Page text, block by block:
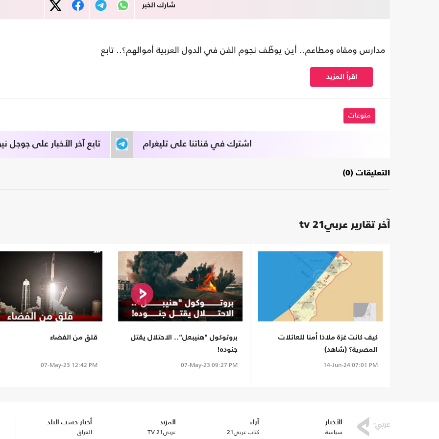
شارك الخبر
مدارس ومقاه ومطاعم.. أين يوظّف نجوم الفن في الدول العربية أموالهم؟.. تابع
اقرأ المزيد
منوعات
تابع آخر الأخبار على جوجل اشترك في قناتنا على تليغرام
التعليقات (0)
آخر تقارير عربي21 tv
كيف كانت غزة ملاذا أمنا للعائلات
المصرية؟ (شاهد)
14-Jun-2407:01 PM
بروتوكول "هنيبعل".. الاحتلال يقتل
جنوده!
07-May-23 09:27 PM
قلق من الفضاء
07-May-23 12:42 PM
الأخبار
سياسة
آراء
كتاب عربي21
المزيد
عربي21 TV
أخبار حسب البلد
العراق